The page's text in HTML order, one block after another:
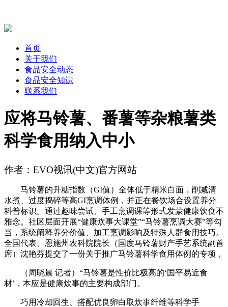
首页
关于我们
食品安全动态
食品安全知识
联系我们
应将马铃薯、番薯等杂粮薯类
科学食用纳入中小
作者：EVO视讯(中文)官方网站
马铃薯的升糖指数（GI值）全体低于精米白面，削减清
水煮、过度捣碎等高GI烹调体例，并正在餐饮场合设置养分
科普标识。通过趣味尝试、手工烹调课等形式发蒙健康饮食不
雅念。社区层面开展“健康炊事大课堂”“马铃薯烹调大赛”等勾
当，系统阐释养分价值、加工烹调影响及特殊人群食用技巧。
全国代表、恩施州农科院院长（国度马铃薯财产手艺系统副首
席）沈艳芬提交了一份关于推广马铃薯科学食用体例的专项，
（周晓晨 记者）“马铃薯是性价比极高的‘国平易近食
材’，本应是健康炊事的主要构成部门。
巧用冷却回生、搭配优良卵白取炊事纤维等科学手